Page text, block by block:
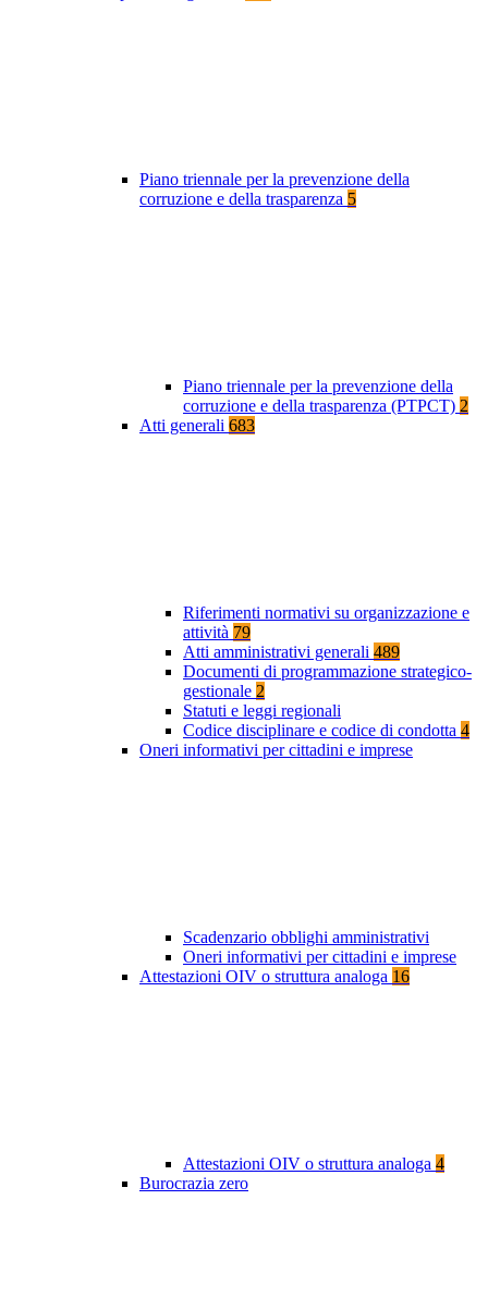
Piano triennale per la prevenzione della
corruzione e della trasparenza 5
Piano triennale per la prevenzione della
corruzione e della trasparenza (PTPCT) 2
Atti generali 683
Riferimenti normativi su organizzazione e
attività 79
Atti amministrativi generali 489
Documenti di programmazione strategico-
gestionale 2
Statuti e leggi regionali
Codice disciplinare e codice di condotta 4
Oneri informativi per cittadini e imprese
Scadenzario obblighi amministrativi
Oneri informativi per cittadini e imprese
Attestazioni OIV o struttura analoga 16
Attestazioni OIV o struttura analoga 4
Burocrazia zero